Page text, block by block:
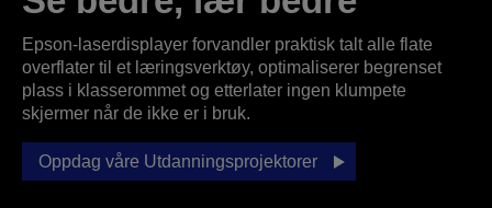
Epson-laserdisplayer forvandler praktisk talt alle flate
overflater til et læringsverktøy, optimaliserer begrenset
plass i klasserommet og etterlater ingen klumpete
skjermer når de ikke er i bruk.
Oppdag våre Utdanningsprojektorer